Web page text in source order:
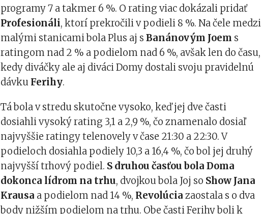
programy 7 a takmer 6 %. O rating viac dokázali pridať
Profesionáli, ktorí prekročili v podieli 8 %. Na čele medzi
malými stanicami bola Plus aj sBanánovým Joem s
ratingom nad 2 % a podielom nad 6 %, avšak len do času,
kedy diváčky ale aj diváci Domy dostali svoju pravidelnú
dávku Ferihy.
Tá bola v stredu skutočne vysoko, keď jej dve časti
dosiahli vysoký rating 3,1 a 2,9 %, čo znamenalo dosiaľ
najvyššie ratingy telenovely v čase 21:30 a 22:30. V
podieloch dosiahla podiely 10,3 a 16,4 %, čo bol jej druhý
najvyšší trhový podiel. S druhou časťou bola Doma
dokonca lídrom na trhu, dvojkou bola Joj so Show Jana
Krausa a podielom nad 14 %, Revolúcia zaostala s o dva
body nižším podielom na trhu. Obe časti Ferihy boli k